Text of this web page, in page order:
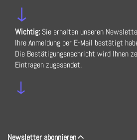
↓
Wichtig: Sie erhalten unseren
Ihre Anmeldung per E-Mail bestätigt
Die Bestätigungsnachricht wird Ihnen
Eintragen zugesendet.
↓
Newsletter abonnieren